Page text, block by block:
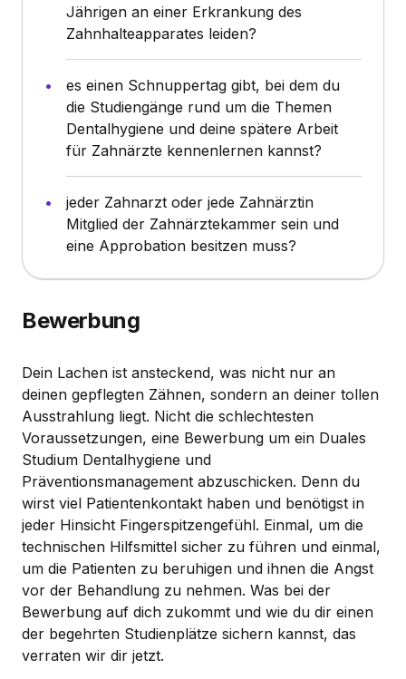
Jährigen an einer Erkrankung des
Zahnhalteapparates leiden?
es einen Schnuppertag gibt, bei dem du
die Studiengänge rund um die Themen
Dentalhygiene und deine spätere Arbeit
für Zahnärzte kennenlernen kannst?
jeder Zahnarzt oder jede Zahnärztin
Mitglied der Zahnärztekammer sein und
eine Approbation besitzen muss?
Bewerbung
Dein Lachen ist ansteckend, was nicht nur an
deinen gepflegten Zähnen, sondern an deiner tollen
Ausstrahlung liegt. Nicht die schlechtesten
Voraussetzungen, eine Bewerbung um ein Duales
Studium Dentalhygiene und
Präventionsmanagement abzuschicken. Denn du
wirst viel Patientenkontakt haben und benötigst in
jeder Hinsicht Fingerspitzengefühl. Einmal, um die
technischen Hilfsmittel sicher zu führen und einmal,
um die Patienten zu beruhigen und ihnen die Angst
vor der Behandlung zu nehmen. Was bei der
Bewerbung auf dich zukommt und wie du dir einen
der begehrten Studienplätze sichern kannst, das
verraten wir dir jetzt.